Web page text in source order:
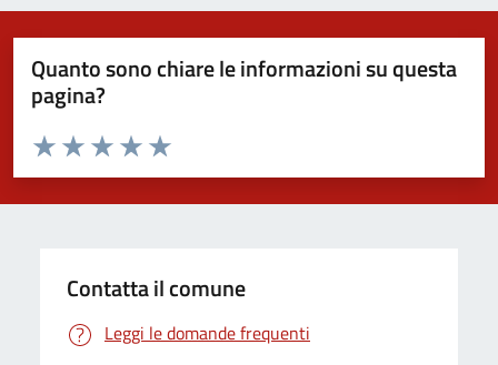
Quanto sono chiare le informazioni su questa
pagina?
Domanda
Valuta da 1 a 5 stelle la pagina
Valuta 5 stelle su 5
Valuta 4 stelle su 5
Valuta 3 stelle su 5
Valuta 2 stelle su 5
Valuta 1 stelle su 5
Contatta il comune
Leggi le domande frequenti